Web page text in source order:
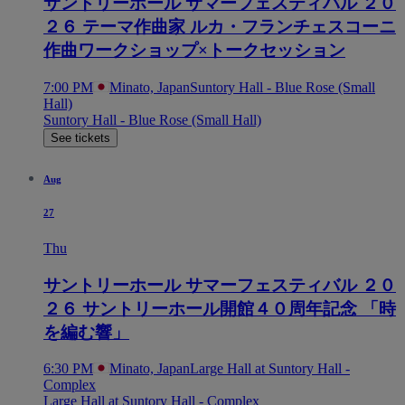
２６ テーマ作曲家 ルカ・フランチェスコーニ
作曲ワークショップ×トークセッション
7:00 PM Minato, JapanSuntory Hall - Blue Rose (Small
Hall)
Suntory Hall - Blue Rose (Small Hall)
See tickets
Aug
27
Thu
サントリーホール サマーフェスティバル ２０
２６ サントリーホール開館４０周年記念 「時
を編む響」
6:30 PM Minato, JapanLarge Hall at Suntory Hall -
Complex
Large Hall at Suntory Hall - Complex